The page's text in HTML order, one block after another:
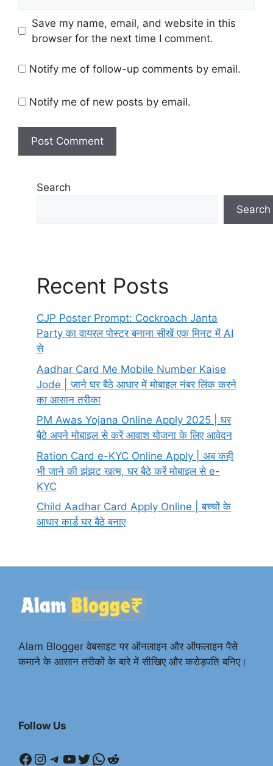
Save my name, email, and website in this
browser for the next time I comment.
Notify me of follow-up comments by email.
Notify me of new posts by email.
Search
Search
Recent Posts
CJP Poster Prompt: Cockroach Janta
Party का वायरल पोस्टर बनाना सीखें एक मिनट में AI
से
Aadhar Card Me Mobile Number Kaise
Jode | जाने घर बैठे आधार में मोबाइल नंबर लिंक करने
का आसान तरीका
PM Awas Yojana Online Apply 2025 | घर
बैठे अपने मोबाइल से करें आवाश योजना के लिए आवेदन
Ration Card e-KYC Online Apply | अब कही
भी जाने की झंझट खत्म, घर बैठे करें मोबाइल से e-
KYC
Child Aadhar Card Apply Online | बच्चों के
आधार कार्ड घर बैठे बनाए
Alam Blogger वेबसाइट पर ऑनलाइन और ऑफलाइन पैसे
कमाने के आसान तरीकों के बारे में सीखिए और करोड़पति बनिए।
Follow Us
Facebook
Instagram
Telegram
YouTube
Twitter
WhatsApp
Reddit